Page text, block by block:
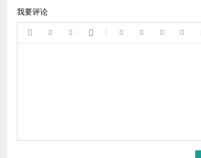
我要评论
       